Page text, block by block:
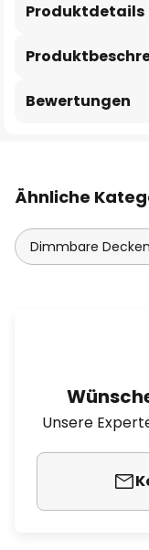
Produktdetails
Bewertungen
Ähnliche
Dimmbare
Unsere